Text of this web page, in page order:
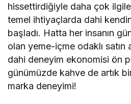
hissettirdiğiyle daha çok
temel ihtiyaçlarda dahi
başladı. Hatta her insanın
olan yeme-içme odaklı satın
dahi deneyim ekonomisi ön
günümüzde kahve de artık
marka deneyimi!